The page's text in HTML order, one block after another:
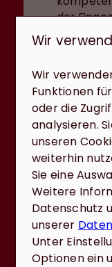
der
sind. Der
schon
nimmt
Frage
eine
Hause
sie
Wir
Wir
Funktionen
oder die
analysieren.
unseren
weiterhin
Sie eine
Weitere
Datenschutz
unserer
Unter
Optionen ein